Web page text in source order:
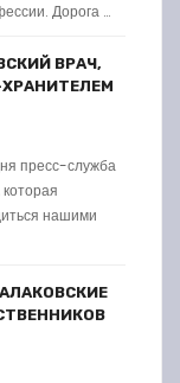
Дорога …
ВРАЧ,
пресс-служба
нашими